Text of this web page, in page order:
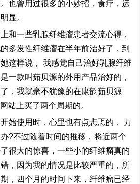
也曾用过很多的小妙招，食疗，运
显。
一些乳腺纤维瘤患者交流心得，
多发性纤维瘤在半年前治好了，到
这样说， 我感觉自己治好乳腺纤维
一款叫茹贝源的外用产品治好的，
，我就毫不犹豫的在康韵茹贝源
站上买了两个周期的。
使用时，心里也有点忐忑的， 万
?不过随着时间的推移，将近两个
很大的惊喜，一些小的纤维瘤真的
，因为我的情况是比较严重的，所
，四个月的时间下来，纤维瘤已经